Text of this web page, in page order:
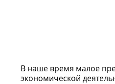
В наше время малое
экономической